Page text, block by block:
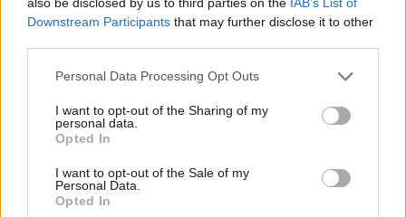
Downstream Participants that may further disclose it to other
Please note that this website/app uses one or more Google
not limited to your visit or usage behaviour. You may click to
grant or deny consent to Google and its third-party tags to
use your data for below specified purposes in below Google
consent section.
Personal Data Processing Opt Outs
I want to opt-out of the Sharing of my
personal data.
Opted In
I want to opt-out of the Sale of my
Personal Data.
Opted In
la necessità di azioni concrete e tempestive per
gruppo politico Verdi/ALE al Parlamento europeo.
Dott. Maurizio Ferri
responsabile scientifico
firmato il resoconto scientifico collegato all’evento,
ribadendo l’urgenza di un cambio di paradigma: